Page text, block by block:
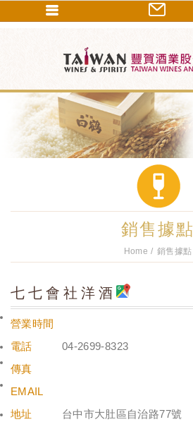
銷售據點
Home 銷售據點
七七會社洋酒
營業時間
電話
04-2699-8323
傳真
EMAIL
地址
台中市大肚區自治路77號